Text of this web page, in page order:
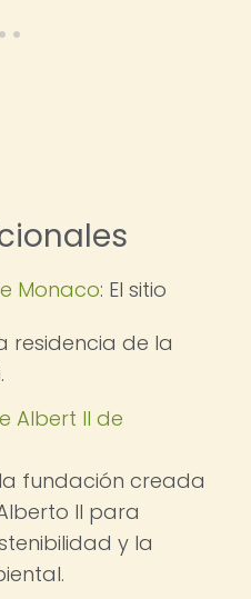
Monaco: El sitio
residencia de la
Albert II de
fundación creada
II para
y la